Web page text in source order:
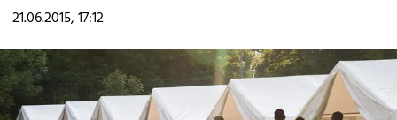
21.06.2015, 17:12